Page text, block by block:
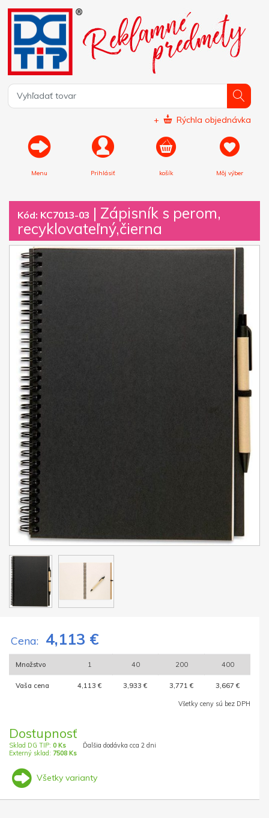
+ Rýchla objednávka
Menu Prihlásiť košík Môj výber
Kód: KC7013-03 | Zápisník s perom,
recyklovateľný,čierna
Cena: 4,113 €
Množstvo 1 40 200 400
Vaša cena 4,113 € 3,933 € 3,771 € 3,667 €
Všetky ceny sú bez DPH
Dostupnosť
Sklad DG TIP: 0 Ks
Externý sklad: 7508 Ks
Ďalšia dodávka cca 2 dni
Všetky varianty